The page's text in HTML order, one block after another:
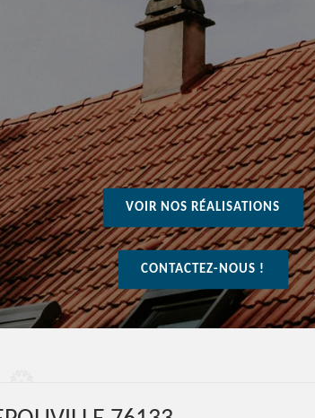
VOIR NOS RÉALISATIONS
CONTACTEZ-NOUS !